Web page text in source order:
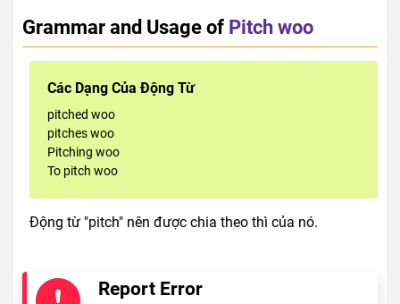
Grammar and Usage of Pitch woo
Các Dạng Của Động Từ
pitched woo
pitches woo
Pitching woo
To pitch woo
Động từ "pitch" nên được chia theo thì của nó.
Report Error